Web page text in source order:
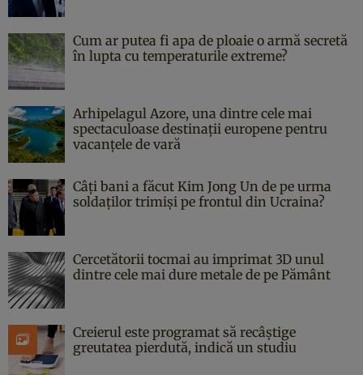
Cum ar putea fi apa de ploaie o armă secretă
în lupta cu temperaturile extreme?
Arhipelagul Azore, una dintre cele mai
spectaculoase destinații europene pentru
vacanțele de vară
Câți bani a făcut Kim Jong Un de pe urma
soldaților trimiși pe frontul din Ucraina?
Cercetătorii tocmai au imprimat 3D unul
dintre cele mai dure metale de pe Pământ
Creierul este programat să recâștige
greutatea pierdută, indică un studiu